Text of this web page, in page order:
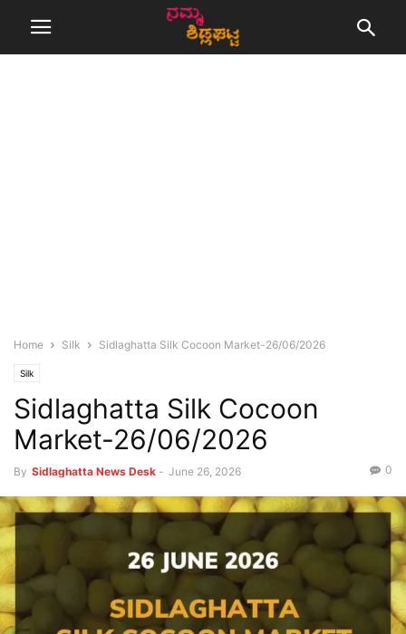
Home Silk Sidlaghatta Silk Cocoon Market-26/06/2026
Silk
Sidlaghatta Silk Cocoon
Market-26/06/2026
By Sidlaghatta News Desk - June 26, 2026 0